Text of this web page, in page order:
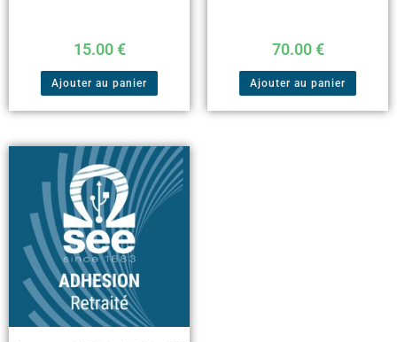
15.00€
Ajouter au panier
70.00€
Ajouter au panier